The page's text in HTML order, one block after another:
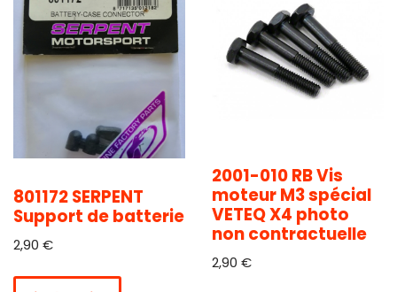
801172 SERPENT
Support de batterie
2,90 €
2001-010 RB Vis
moteur M3 spécial
VETEQ X4 photo
non contractuelle
2,90 €